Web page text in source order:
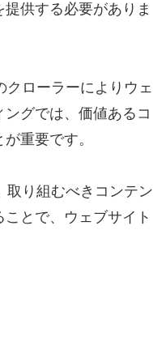
供する必要がありま
クローラーによりウェ
グでは、価値あるコ
重要です。
取り組むべきコンテン
とで、ウェブサイト